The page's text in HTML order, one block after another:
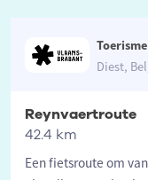
Diest,
Reynvaertroute
42.4 km
Een fietsroute om